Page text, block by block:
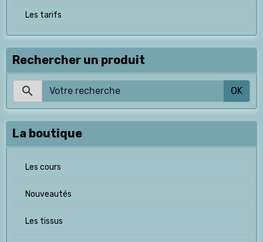
Les tarifs
Rechercher un produit
OK
La boutique
Les cours
Nouveautés
Les tissus